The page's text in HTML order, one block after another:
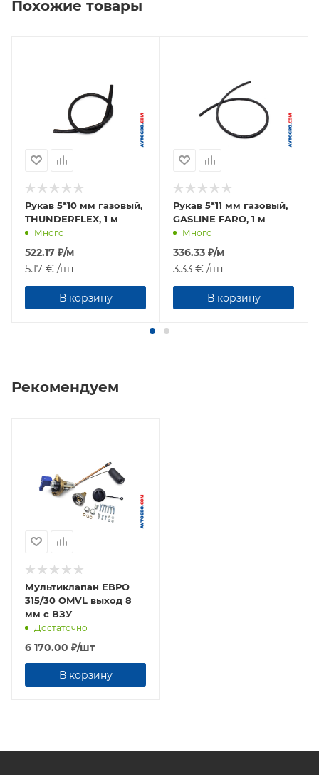
Похожие товары
Рукав 5*10 мм газовый,
THUNDERFLEX, 1 м
Много
522.17 ₽/м
5.17 € /шт
В корзину
Рукав 5*11 мм газовый,
GASLINE FARO, 1 м
Много
336.33 ₽/м
3.33 € /шт
В корзину
Рекомендуем
Мультиклапан ЕВРО
315/30 OMVL выход 8
мм с ВЗУ
Достаточно
6 170.00 ₽/шт
В корзину